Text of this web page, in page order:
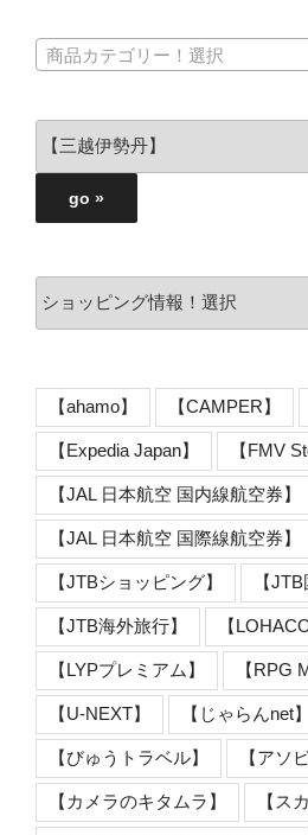
商品カテゴリー！選択
【ahamo】 【CAMPER】
【Expedia Japan】 【FMV
【JAL 日本航空 国内線航空券】
【JAL 日本航空 国際線航空券】
【JTBショッピング】 【
【JTB海外旅行】 【LOHACO
【LYPプレミアム】 【RPG
【U-NEXT】 【じゃらんnet】
【びゅうトラベル】 【アソ
【カメラのキタムラ】 【ス